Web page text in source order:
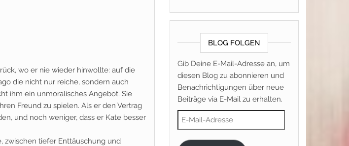
wo er nie wieder hinwollte: auf die
die nicht nur reiche, sondern auch
ihm ein unmoralisches Angebot. Sie
Freund zu spielen. Als er den Vertrag
und noch weniger, dass er Kate besser
zwischen tiefer Enttäuschung und
BLOG FOLGEN
Gib Deine E-Mail-Adresse an, um
diesen Blog zu abonnieren und
Benachrichtigungen über neue
Beiträge via E-Mail zu erhalten.
E-Mail-Adresse